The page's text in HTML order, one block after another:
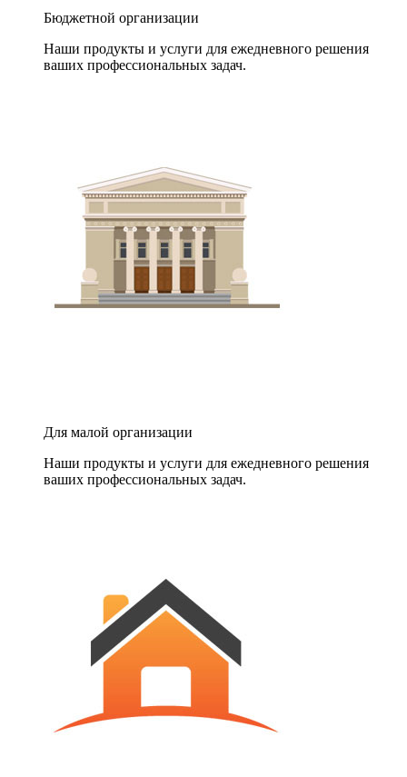
Бюджетной организации
Наши продукты и услуги для ежедневного решения
ваших профессиональных задач.
Для малой организации
Наши продукты и услуги для ежедневного решения
ваших профессиональных задач.